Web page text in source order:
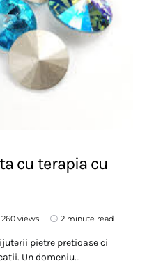
cu terapia cu
260 views 2 minute read
pietre pretioase ci
Un domeniu…